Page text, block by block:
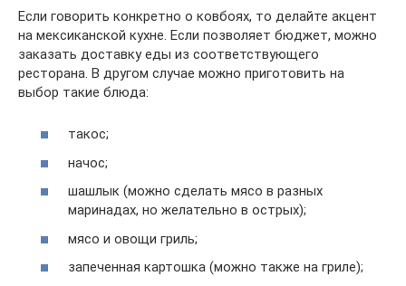
Если говорить конкретно о ковбоях, то делайте акцент
на мексиканской кухне. Если позволяет бюджет, можно
заказать доставку еды из соответствующего
ресторана. В другом случае можно приготовить на
выбор такие блюда:
такос;
начос;
шашлык (можно сделать мясо в разных
маринадах, но желательно в острых);
мясо и овощи гриль;
запеченная картошка (можно также на гриле);